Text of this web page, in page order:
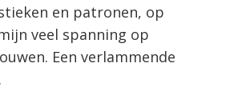
en patronen, op
veel spanning op
Een verlammende